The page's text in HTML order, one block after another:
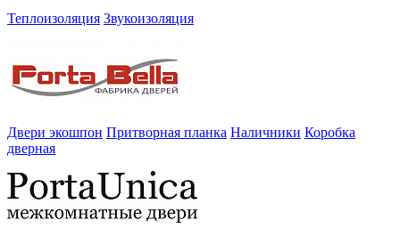
Теплоизоляция Звукоизоляция
Двери экошпон Притворная планка Наличники Коробка
дверная